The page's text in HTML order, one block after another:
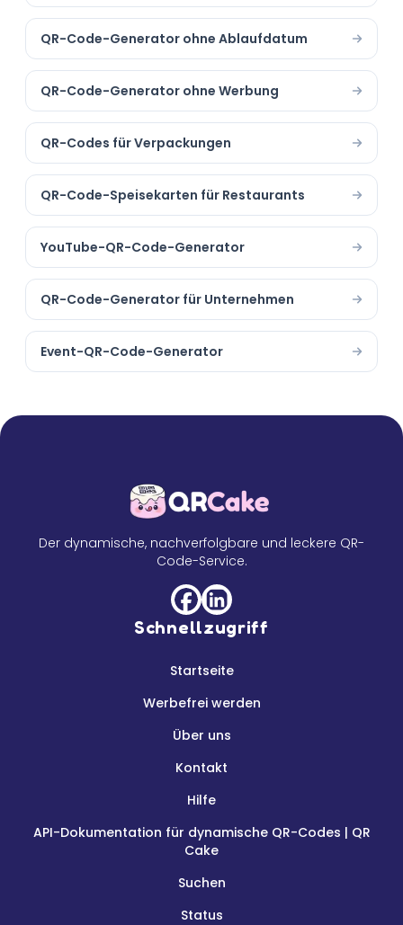
QR-Code-Generator ohne Ablaufdatum
QR-Code-Generator ohne Werbung
QR-Codes für Verpackungen
QR-Code-Speisekarten für Restaurants
YouTube-QR-Code-Generator
QR-Code-Generator für Unternehmen
Event-QR-Code-Generator
Der dynamische, nachverfolgbare und leckere QR-
Code-Service.
Schnellzugriff
Startseite
Werbefrei werden
Über uns
Kontakt
Hilfe
API-Dokumentation für dynamische QR-Codes | QR
Cake
Suchen
Status